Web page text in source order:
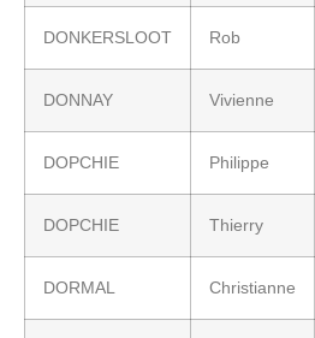
DONKERSLOOT Rob
DONNAY Vivienne
DOPCHIE Philippe
DOPCHIE Thierry
DORMAL Christianne